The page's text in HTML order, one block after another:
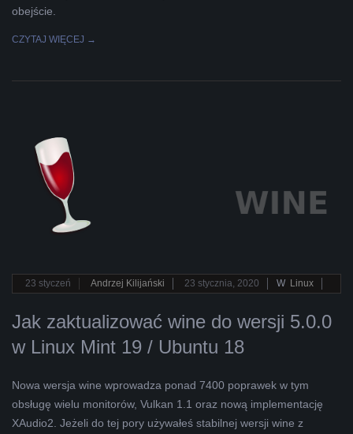
obejście.
CZYTAJ WIĘCEJ →
2020-
23
23 styczeń Andrzej Kilijański 23 stycznia, 2020 W Linux
Jak zaktualizować wine do wersji 5.0.0
w Linux Mint 19 / Ubuntu 18
Nowa wersja wine wprowadza ponad 7400 poprawek w tym
obsługę wielu monitorów, Vulkan 1.1 oraz nową implementację
XAudio2. Jeżeli do tej pory używałeś stabilnej wersji wine z